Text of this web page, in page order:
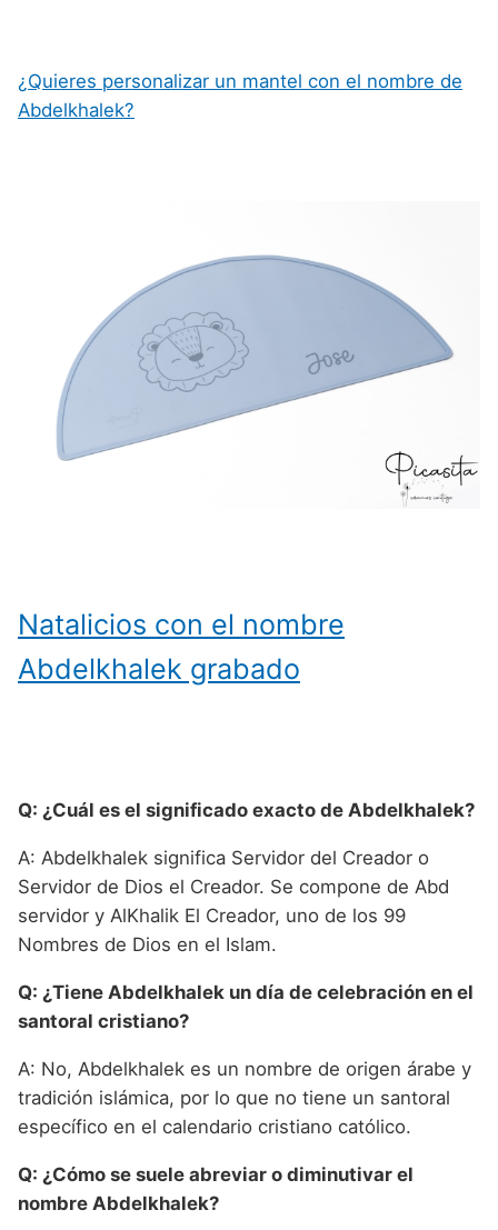
¿Quieres personalizar un mantel con el nombre de
Abdelkhalek?
Natalicios con el nombre
Abdelkhalek grabado
Q: ¿Cuál es el significado exacto de Abdelkhalek?
A: Abdelkhalek significa Servidor del Creador o
Servidor de Dios el Creador. Se compone de Abd
servidor y AlKhalik El Creador, uno de los 99
Nombres de Dios en el Islam.
Q: ¿Tiene Abdelkhalek un día de celebración en el
santoral cristiano?
A: No, Abdelkhalek es un nombre de origen árabe y
tradición islámica, por lo que no tiene un santoral
específico en el calendario cristiano católico.
Q: ¿Cómo se suele abreviar o diminutivar el
nombre Abdelkhalek?